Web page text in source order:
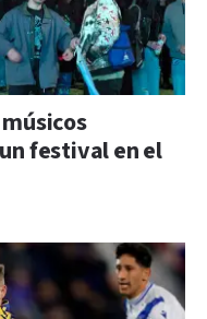
festival en el